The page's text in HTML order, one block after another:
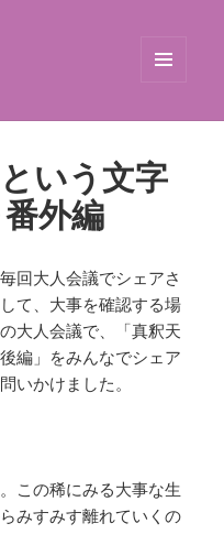
いう文字
外編
回大人会議でシェアさ
て、大事を確認する場
大人会議で、「真釈天
編」をみんなでシェア
いかけました。
この稀にみる大事な生
みすみす離れていくの